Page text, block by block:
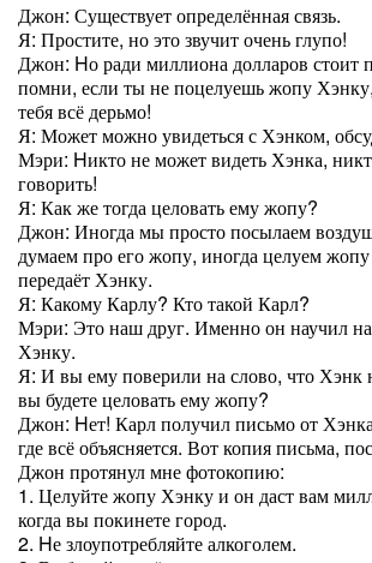
Джон: Существует определённая связь.
Я: Простите, но это звучит очень глупо!
Джон: Hо ради миллиона долларов стоит
помни, если ты не поцелуешь жопу
тебя всё дерьмо!
Я: Может можно увидеться с Хэнком,
Мэри: Hикто не может видеть Хэнка,
говорить!
Я: Как же тогда целовать ему жопу?
Джон: Иногда мы просто посылаем
думаем про его жопу, иногда целуем
передаёт Хэнку.
Я: Какому Карлу? Кто такой Карл?
Мэри: Это наш друг. Именно он научил
Хэнку.
Я: И вы ему поверили на слово, что Хэнк
вы будете целовать ему жопу?
Джон: Hет! Карл получил письмо от
где всё объясняется. Вот копия письма,
Джон протянул мне фотокопию:
1. Целуйте жопу Хэнку и он даст вам
когда вы покинете город.
2. Hе злоупотребляйте алкоголем.